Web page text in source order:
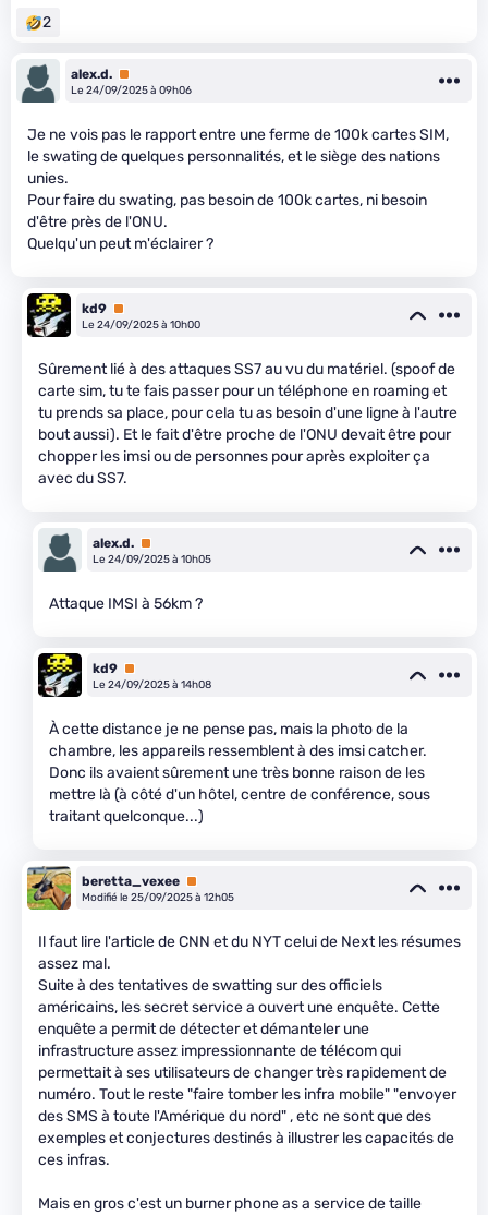
2
alex.d. Premium
Le 24/09/2025 à 09h06
Je ne vois pas le rapport entre une ferme de 100k cartes SIM,
le swating de quelques personnalités, et le siège des nations
unies.
Pour faire du swating, pas besoin de 100k cartes, ni besoin
d'être près de l'ONU.
Quelqu'un peut m'éclairer ?
kd9 Premium
Le 24/09/2025 à 10h00
Sûrement lié à des attaques SS7 au vu du matériel. (spoof de
carte sim, tu te fais passer pour un téléphone en roaming et
tu prends sa place, pour cela tu as besoin d'une ligne à l'autre
bout aussi). Et le fait d'être proche de l'ONU devait être pour
chopper les imsi ou de personnes pour après exploiter ça
avec du SS7.
alex.d. Premium
Le 24/09/2025 à 10h05
Attaque IMSI à 56km ?
kd9 Premium
Le 24/09/2025 à 14h08
À cette distance je ne pense pas, mais la photo de la
chambre, les appareils ressemblent à des imsi catcher.
Donc ils avaient sûrement une très bonne raison de les
mettre là (à côté d'un hôtel, centre de conférence, sous
traitant quelconque...)
beretta_vexee Premium
Modifié le 25/09/2025 à 12h05
Il faut lire l'article de CNN et du NYT celui de Next les résumes
assez mal.
Suite à des tentatives de swatting sur des officiels
américains, les secret service a ouvert une enquête. Cette
enquête a permit de détecter et démanteler une
infrastructure assez impressionnante de télécom qui
permettait à ses utilisateurs de changer très rapidement de
numéro. Tout le reste "faire tomber les infra mobile" "envoyer
des SMS à toute l'Amérique du nord" , etc ne sont que des
exemples et conjectures destinés à illustrer les capacités de
ces infras.
Mais en gros c'est un burner phone as a service de taille